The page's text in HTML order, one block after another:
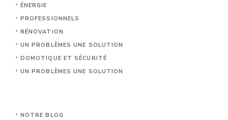
ÉNERGIE
PROFESSIONNELS
RÉNOVATION
UN PROBLÈMES UNE SOLUTION
DOMOTIQUE ET SÉCURITÉ
UN PROBLÈMES UNE SOLUTION
NOTRE BLOG